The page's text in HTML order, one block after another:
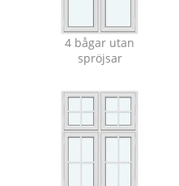
4 bågar utan
spröjsar